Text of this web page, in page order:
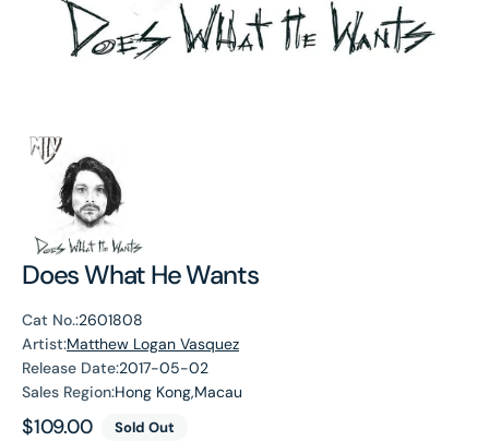
Does What He Wants
Cat No.:2601808
Artist:Matthew Logan Vasquez
Release Date:2017-05-02
Sales Region:Hong Kong,Macau
Regular
$109.00 Sold Out